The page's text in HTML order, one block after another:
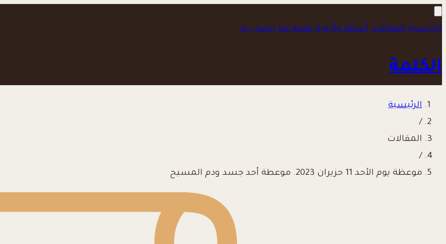
الرئيسية المقالات أسئلة وأجوبة لمحة عنا اتصل بنا
الكلمة
الرئيسية
/
المقالات
/
موعظة يوم الأحد 11 حزيران 2023. موعطة أحد جسد ودم المسيح